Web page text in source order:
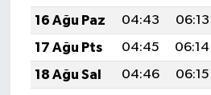
16 Ağu Paz
04:43 06:13
17 Ağu Pts
04:45 06:14
18 Ağu Sal
04:46 06:15